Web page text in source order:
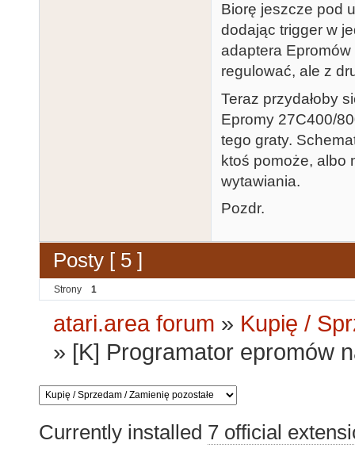
Biorę jeszcze pod
dodając trigger w
adaptera
regulować, ale z
Teraz przydałoby
Epromy 27C400/
tego graty.
ktoś pomoże, albo
wytawiania.
Pozdr.
Posty [ 5 ]
Strony 1
atari.area forum » Kupię /
» [K] Programator epromów
Currently installed 7 official